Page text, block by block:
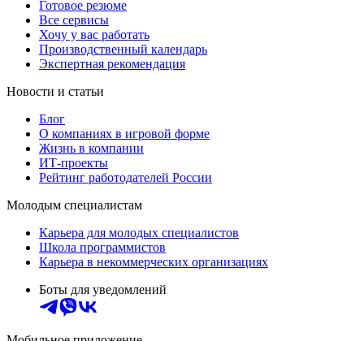
Готовое резюме
Все сервисы
Хочу у вас работать
Производственный календарь
Экспертная рекомендация
Новости и статьи
Блог
О компаниях в игровой форме
Жизнь в компании
ИТ-проекты
Рейтинг работодателей России
Молодым специалистам
Карьера для молодых специалистов
Школа программистов
Карьера в некоммерческих организациях
Боты для уведомлений